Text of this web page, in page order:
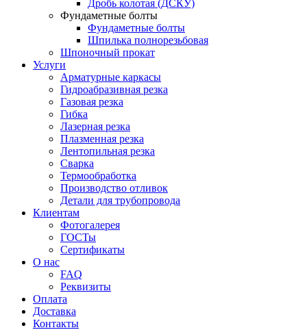
Дробь колотая (ДСКУ)
Фундаметные болты
Фундаметные болты
Шпилька полнорезьбовая
Шпоночный прокат
Услуги
Арматурные каркасы
Гидроабразивная резка
Газовая резка
Гибка
Лазерная резка
Плазменная резка
Лентопильная резка
Сварка
Термообработка
Производство отливок
Детали для трубопровода
Клиентам
Фотогалерея
ГОСТы
Сертификаты
О нас
FAQ
Реквизиты
Оплата
Доставка
Контакты